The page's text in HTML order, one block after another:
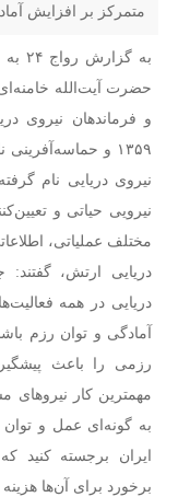
متمرکز بر افزایش
به گزارش رواج ۲۴ به نقل از –
حضرت آیت‌الله
۱۳۵۹ و
نیروی دریایی نام
نیرویی حیاتی و
مختلف عملیاتی،
دریایی ارتش،
دریایی در همه
آمادگی و توان رزم
رزمی را باعث
مهمترین کار نیروهای
به گونه‌ای عمل و
ایران برجسته کنید
برخورد برای آن‌ها